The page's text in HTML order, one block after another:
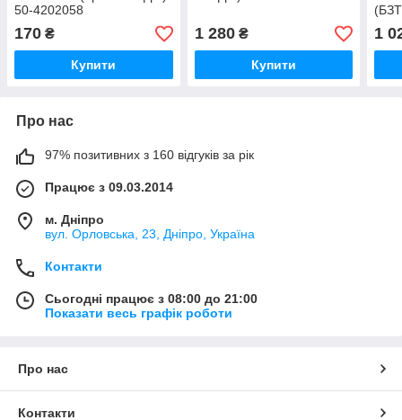
50-4202058
170 ₴
Купити
1 280₴
Купити
1
Про нас
97% позитивних з 160 відгуків за рік
Працює з 09.03.2014
м. Дніпро
вул. Орловська, 23, Дніпро, Україна
Контакти
Сьогодні працює з 08:00 до 21:00
Показати весь графік роботи
Про нас
Контакти